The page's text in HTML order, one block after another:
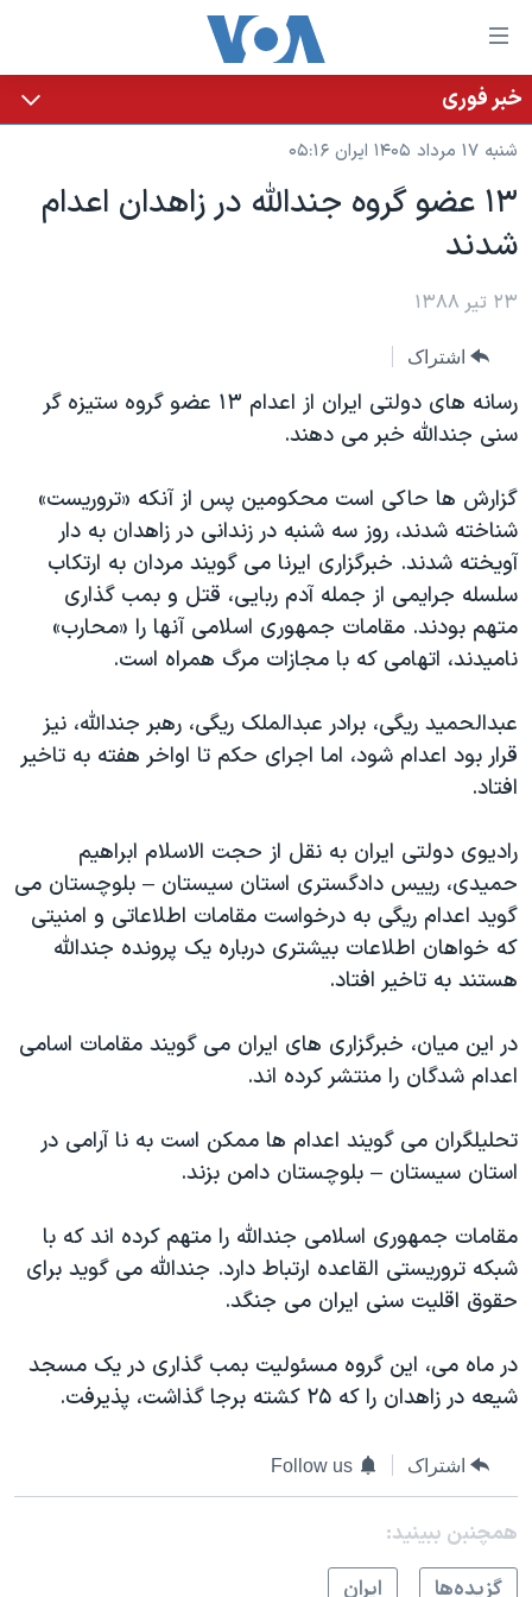
لینکهای
قابل
دسترسی
جهش
محتوای
اصلی
به
اصلی
جهش
به
خانه
نسخه سبک وب‌سایت
موضوع ها
ایران
آمریکا
گزیده‌ها
ویدیوها
فرهنگ و زندگی
حقوق شهروندی
اقتصادی
اسرائیل در جنگ
گالری عکس
برنامه های تلویزیونی
جدول برنامه ها
صفحه‌های ویژه
عملیات خشم حماسی
بایگانی برنامه‌های تلویزیونی
مستندها
انتخابات ریاست جمهوری آمریکا ۲۰۲۴
حمله جمهوری اسلامی به اسرائیل
ورزش زنان در ایران
اعتراضات زن، زندگی، آزادی
تریبونال مردمی آبان ۹۸
دادگاه حمید نوری
چهل سال گروگان‌گیری
قانون شفافیت دارائی کادر رهبری ایران
اسرائیل در جنگ
همایش محافظه‌کاران آمریکا «سی‌پک»
سفر پرزیدنت ترامپ به چین
پخش رادیویی
یادگیری زبان انگلیسی
دنبال کنید
زبانهای مختلف
خبر فوری
شنبه ۱۷ مرداد ۱۴۰۵ ایران ۰۵:۱۶
۱۳ عضو گروه جندالله در زاهدان اعدام
شدند
۲۳ تیر ۱۳۸۸
اشتراک
رسانه های دولتی ایران از اعدام ۱۳ عضو گروه ستیزه گر
سنی جندالله خبر می دهند.
گزارش ها حاکی است محکومین پس از آنکه «تروریست»
شناخته شدند، روز سه شنبه در زندانی در زاهدان به دار
آویخته شدند. خبرگزاری ایرنا می گویند مردان به ارتکاب
سلسله جرایمی از جمله آدم ربایی، قتل و بمب گذاری
متهم بودند. مقامات جمهوری اسلامی آنها را «محارب»
نامیدند، اتهامی که با مجازات مرگ همراه است.
عبدالحمید ریگی، برادر عبدالملک ریگی، رهبر جندالله، نیز
قرار بود اعدام شود، اما اجرای حکم تا اواخر هفته به تاخیر
افتاد.
رادیوی دولتی ایران به نقل از حجت الاسلام ابراهیم
حمیدی، رییس دادگستری استان سیستان – بلوچستان می
گوید اعدام ریگی به درخواست مقامات اطلاعاتی و امنیتی
که خواهان اطلاعات بیشتری درباره یک پرونده جندالله
هستند به تاخیر افتاد.
در این میان، خبرگزاری های ایران می گویند مقامات اسامی
اعدام شدگان را منتشر کرده اند.
تحلیلگران می گویند اعدام ها ممکن است به نا آرامی در
استان سیستان – بلوچستان دامن بزند.
مقامات جمهوری اسلامی جندالله را متهم کرده اند که با
شبکه تروریستی القاعده ارتباط دارد. جندالله می گوید برای
حقوق اقلیت سنی ایران می جنگد.
در ماه می، این گروه مسئولیت بمب گذاری در یک مسجد
شیعه در زاهدان را که ۲۵ کشته برجا گذاشت، پذیرفت.
اشتراک Follow us
همچنبن ببینید:
گزيده‌ها
ايران